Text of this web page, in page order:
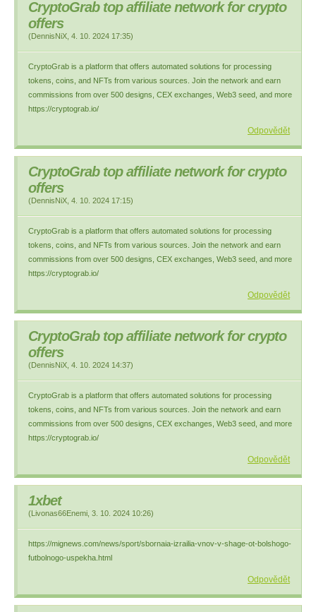
CryptoGrab top аffiliate network for сrypto
оffers
(DennisNiX 4. 10. 2024 17:35)
CryptoGrab is a platform that offers automated solutions for processing
tokens, coins, and NFTs from various sources. Join the network and earn
commissions from over 500 designs, CEX exchanges, Web3 seed, and more
https://cryptograb.io/
Odpovědět
CryptoGrab top аffiliate network for сrypto
оffers
(DennisNiX 4. 10. 2024 17:15)
CryptoGrab is a platform that offers automated solutions for processing
tokens, coins, and NFTs from various sources. Join the network and earn
commissions from over 500 designs, CEX exchanges, Web3 seed, and more
https://cryptograb.io/
Odpovědět
CryptoGrab top аffiliate network for сrypto
оffers
(DennisNiX 4. 10. 2024 14:37)
CryptoGrab is a platform that offers automated solutions for processing
tokens, coins, and NFTs from various sources. Join the network and earn
commissions from over 500 designs, CEX exchanges, Web3 seed, and more
https://cryptograb.io/
Odpovědět
1xbet
(Livonas66Enemi 3. 10. 2024 10:26)
https://mignews.com/news/sport/sbornaia-izrailia-vnov-v-shage-ot-bolshogo-
futbolnogo-uspekha.html
Odpovědět